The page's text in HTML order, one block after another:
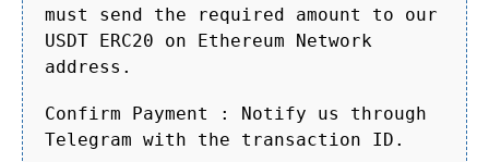
must send the required amount to our
USDT ERC20 on Ethereum Network
address.
Confirm Payment : Notify us through
Telegram with the transaction ID.